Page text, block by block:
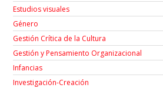
Estudios visuales
Género
Gestión Crítica de la Cultura
Gestión y Pensamiento Organizacional
Infancias
Investigación-Creación